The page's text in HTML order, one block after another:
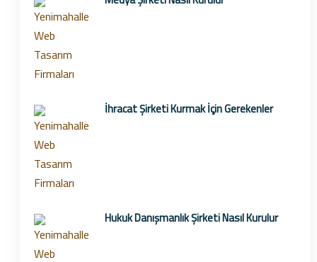
İhracat Şirketi Kurmak İçin Gerekenler
Hukuk Danışmanlık Şirketi Nasıl Kurulur